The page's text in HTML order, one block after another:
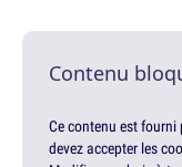
Contenu
Ce contenu est
devez accepter les